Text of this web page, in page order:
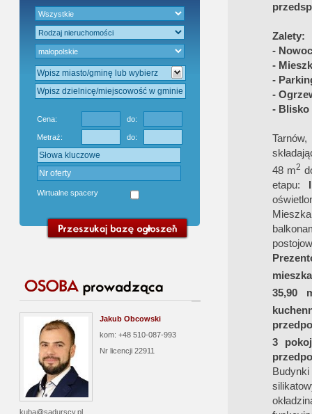
Cena: do:
Metraż: do:
Wirtualne spacery
Jakub Obcowski
kom: +48 510-087-993
Nr licencji 22911
kuba@sadurscy.pl
Zalety:
-
-
-
-
- Blisko
48 m2
etapu:
35,90
3